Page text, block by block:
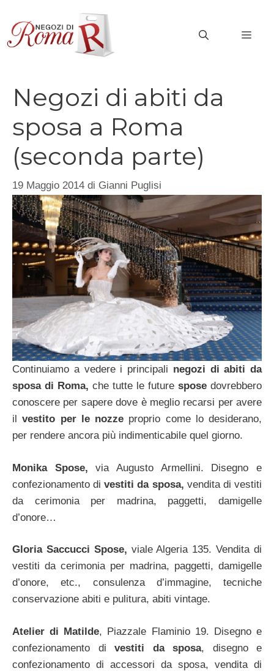
contenuto
Negozi di abiti da
sposa a Roma
(seconda parte)
19 Maggio 2014 di Gianni Puglisi
Continuiamo a vedere i principali negozi di abiti da
sposa di Roma, che tutte le future spose dovrebbero
conoscere per sapere dove è meglio recarsi per avere
ilvestito per le nozze proprio come lo desiderano,
per rendere ancora più indimenticabile quel giorno.
Monika Spose, via Augusto Armellini. Disegno e
confezionamento divestiti da sposa, vendita di vestiti
da cerimonia per madrina, paggetti, damigelle
d’onore…
Gloria Saccucci Spose, viale Algeria 135. Vendita di
vestiti da cerimonia per madrina, paggetti, damigelle
d’onore, etc., consulenza d’immagine, tecniche
conservazione abiti e pulitura, abiti vintage.
Atelier di Matilde, Piazzale Flaminio 19. Disegno e
confezionamento di vestiti da sposa, disegno e
confezionamento di accessori da sposa, vendita di